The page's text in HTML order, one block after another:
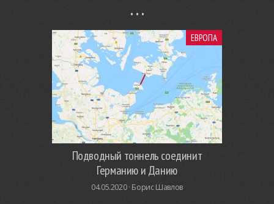
ЕВРОПА
Подводный тоннель соединит
Германию и Данию
04.05.2020 · Борис Шавлов